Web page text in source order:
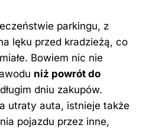
parkingu, z
lęku przed kradzieżą, co
Bowiem nic nie
niż powrót do
dniu zakupów.
utraty auta, istnieje także
pojazdu przez inne,